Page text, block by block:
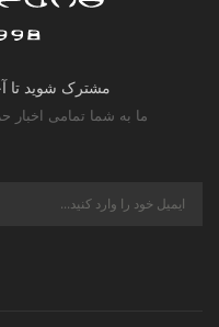
مشترک شوید تا
ما به شما تمامی اخبار